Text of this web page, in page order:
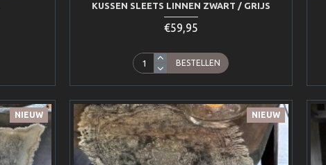
KUSSEN SLEETS LINNEN ZWART / GRIJS
€59,95
BESTELLEN
NIEUW NIEUW